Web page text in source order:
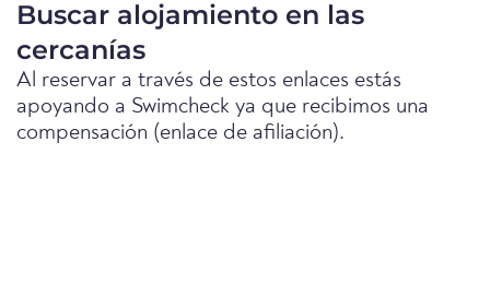
Buscar alojamiento en las
cercanías
Al reservar a través de estos enlaces estás
apoyando a Swimcheck ya que recibimos una
compensación (enlace de afiliación).